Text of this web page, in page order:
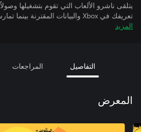
يتلقى ناشرو الألعاب التي تقوم بتشغيلها
تعريفك في Xbox والبيانات المقترنة بينما تمارس الألعاب.
المزيد
التفاصيل المراجعات
المعرض